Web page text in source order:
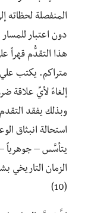
المنفصلة لحظاته
دون اعتبار
هذا التقدُّم قهراً
متراكم. يكتب علي
إلغاءً لأيِّ علاقة
وبذلك يفقد
استحالة انبثاق
يتأسَّس – جوهرياً
الزمان التاريخي
(10)